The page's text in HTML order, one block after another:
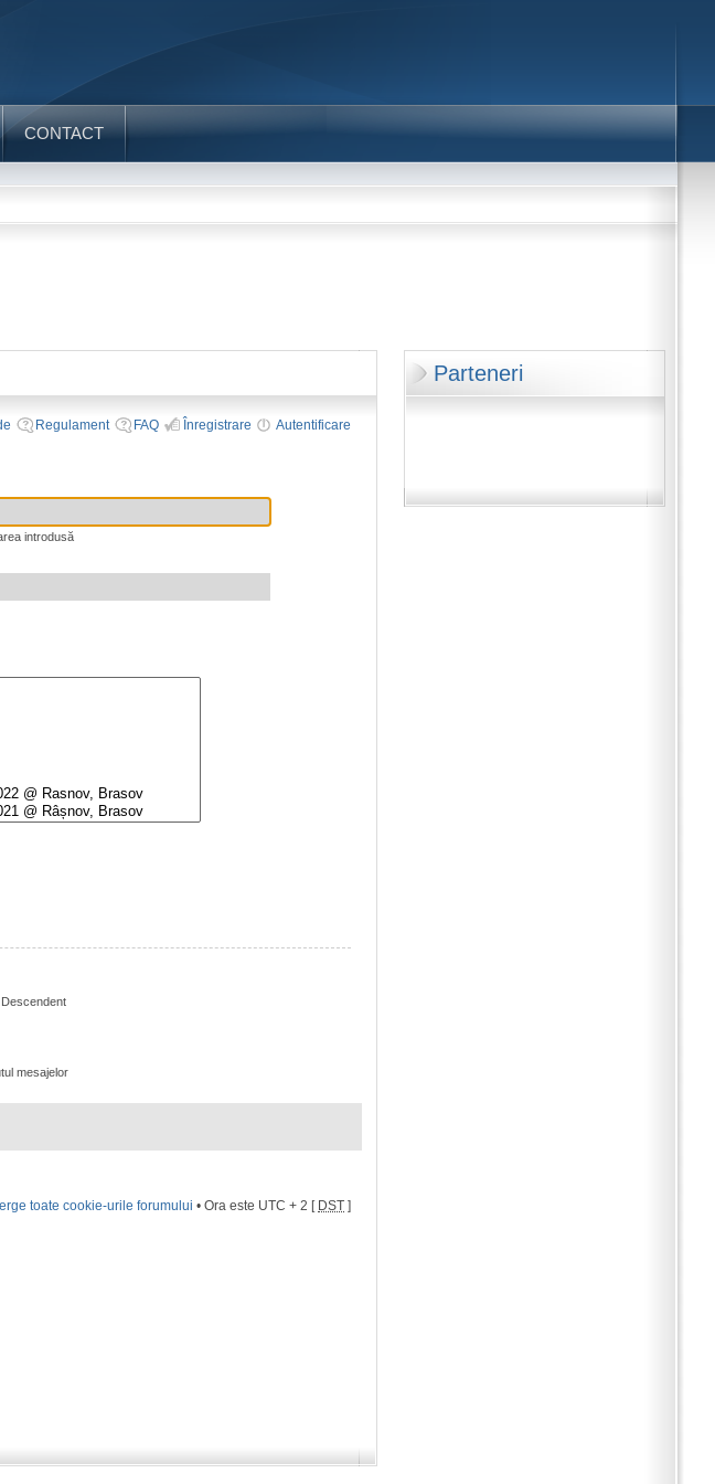
CONTACT
Parteneri
Regulament FAQ Înregistrare Autentificare
introdusă
Descendent
mesajelor
toate cookie-urile forumului • Ora este UTC + 2 [ DST ]